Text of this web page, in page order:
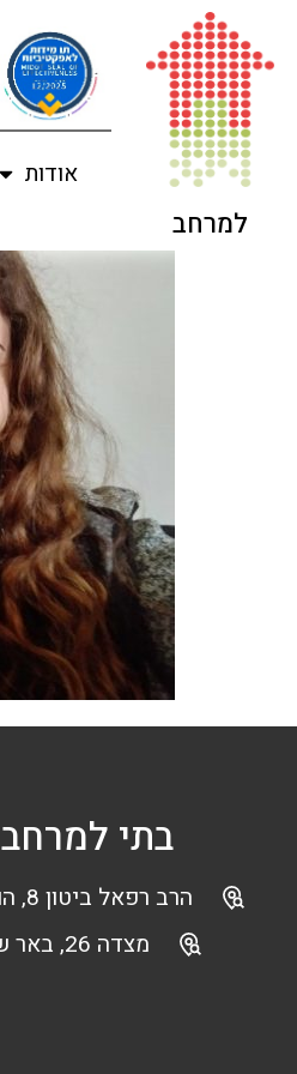
למרחב
אודות
בתי למרחב
הרב רפאל ביטון 8, הוד השרון
מצדה 26, באר שבע